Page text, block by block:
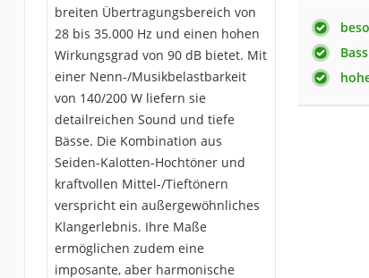
breiten Übertragungsbereich von
28 bis 35.000 Hz und einen hohen
Wirkungsgrad von 90 dB bietet. Mit
einer Nenn-/Musikbelastbarkeit
von 140/200 W liefern sie
detailreichen Sound und tiefe
Bässe. Die Kombination aus
Seiden-Kalotten-Hochtöner und
kraftvollen Mittel-/Tieftönern
verspricht ein außergewöhnliches
Klangerlebnis. Ihre Maße
ermöglichen zudem eine
imposante, aber harmonische